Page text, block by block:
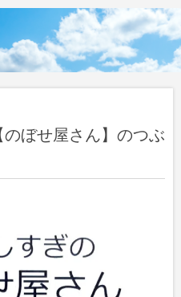
ぼせ屋さん】のつぶ